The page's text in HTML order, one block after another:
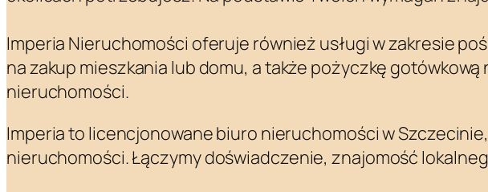
Imperia Nieruchomości oferuje również usługi w zakresie
na zakup mieszkania lub domu, a także pożyczkę
nieruchomości.
Imperia to licencjonowane biuro nieruchomości w
nieruchomości. Łączymy doświadczenie, znajomość